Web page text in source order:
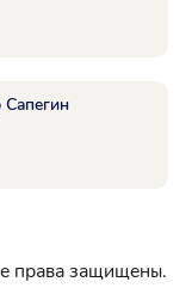
Сапегин
права защищены.